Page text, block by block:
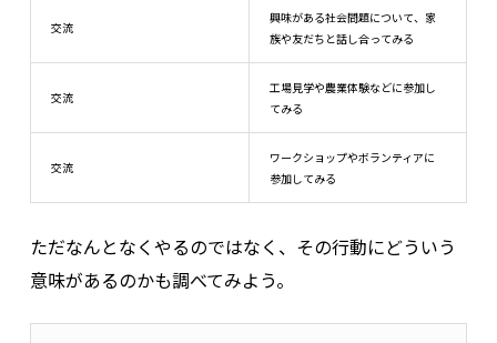
交流
興味がある社会問題について、家
族や友だちと話し合ってみる
交流
工場見学や農業体験などに参加し
てみる
交流
ワークショップやボランティアに
参加してみる
ただなんとなくやるのではなく、その行動にどういう
意味があるのかも調べてみよう。